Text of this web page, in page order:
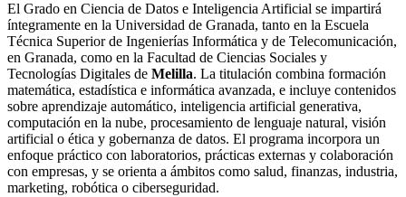
El Grado en Ciencia de Datos e Inteligencia Artificial se impartirá
íntegramente en la Universidad de Granada, tanto en la Escuela
Técnica Superior de Ingenierías Informática y de Telecomunicación,
en Granada, como en la Facultad de Ciencias Sociales y
Tecnologías Digitales de Melilla. La titulación combina formación
matemática, estadística e informática avanzada, e incluye contenidos
sobre aprendizaje automático, inteligencia artificial generativa,
computación en la nube, procesamiento de lenguaje natural, visión
artificial o ética y gobernanza de datos. El programa incorpora un
enfoque práctico con laboratorios, prácticas externas y colaboración
con empresas, y se orienta a ámbitos como salud, finanzas, industria,
marketing, robótica o ciberseguridad.